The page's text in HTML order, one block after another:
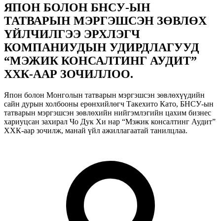
ЯПОН БОЛОН БНСУ-ЫН
ТАТВАРЫН МЭРГЭШСЭН ЗӨВЛӨХ
ҮЙЛЧИЛГЭЭ ЭРХЛЭГЧ
КОМПАНИУДЫН УДИРДЛАГУУД
“МЭЖИК КОНСАЛТИНГ АУДИТ”
ХХК-ААР ЗОЧИЛЛОО.
Япон болон Монголын татварын мэргэшсэн зөвлөхүүдийн
сайн дурын холбооны ерөнхийлөгч Такехито Като, БНСУ-ын
татварын мэргэшсэн зөвлөхийн нийгэмлэгийн цахим бизнес
хариуцсан захирал Чо Дук Хи нар “Мэжик консалтинг Аудит”
ХХК-аар зочилж, манай үйл ажиллагаатай танилцлаа.